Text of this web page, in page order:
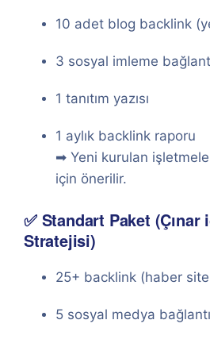
10 adet blog backlink
3 sosyal imleme
1 tanıtım yazısı
1 aylık backlink raporu
➡ Yeni kurulan
için önerilir.
✅ Standart Paket
Stratejisi)
25+ backlink (haber
5 sosyal medya